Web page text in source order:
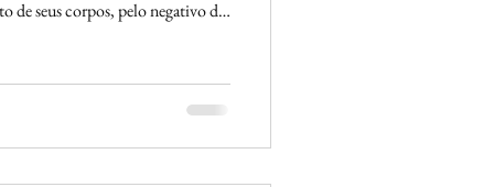
de seus corpos, pelo negativo do
que morre. Não faz
ou orgânica. Aliás, qual é a